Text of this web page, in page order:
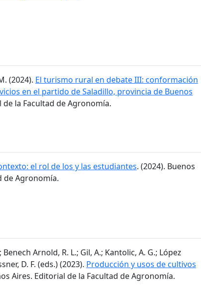
(2024). El turismo rural en debate III: conformación
en el partido de Saladillo, provincia de Buenos
de la Facultad de Agronomía.
el rol de los y las estudiantes. (2024). Buenos
de Agronomía.
Benech Arnold, R. L.; Gil, A.; Kantolic, A. G.; López
D. F. (eds.) (2023). Producción y usos de cultivos
Aires. Editorial de la Facultad de Agronomía.